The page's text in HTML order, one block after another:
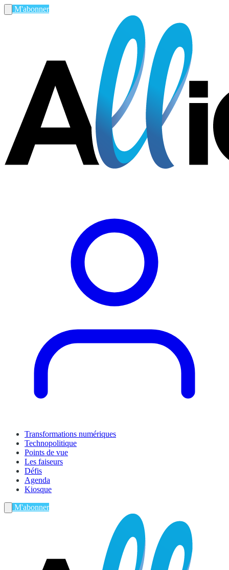
M'abonner
Transformations numériques
Technopolitique
Points de vue
Les faiseurs
Défis
Agenda
Kiosque
M'abonner